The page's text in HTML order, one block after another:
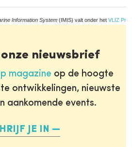
Information System (IMIS) valt onder het VLIZ
nieuwsbrief
magazine op de hoogte
ontwikkelingen, nieuwste
aankomende events.
JE IN